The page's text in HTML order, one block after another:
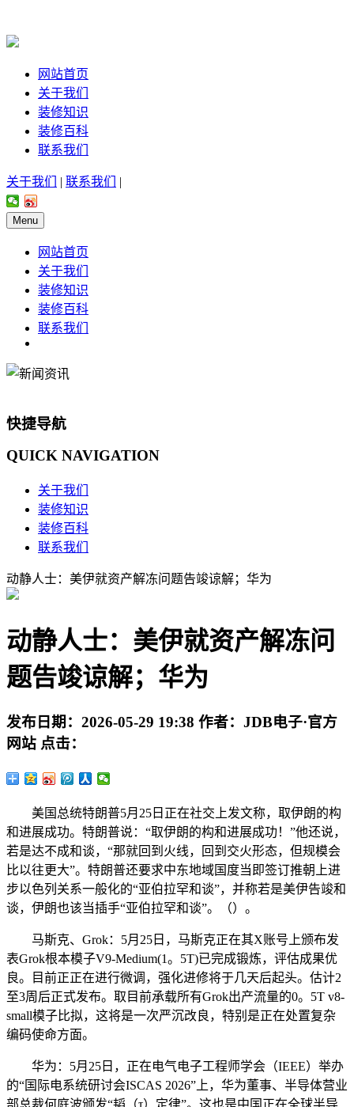
网站首页
关于我们
装修知识
装修百科
联系我们
关于我们 | 联系我们 |
Menu
网站首页
关于我们
装修知识
装修百科
联系我们
快捷导航
QUICK NAVIGATION
关于我们
装修知识
装修百科
联系我们
动静人士：美伊就资产解冻问题告竣谅解；华为
动静人士：美伊就资产解冻问
题告竣谅解；华为
发布日期： 2026-05-29 19:38 作者： JDB电子·官方
网站 点击：
美国总统特朗普5月25日正在社交上发文称，取伊朗的构
和进展成功。特朗普说：“取伊朗的构和进展成功！”他还说，
若是达不成和谈，“那就回到火线，回到交火形态，但规模会
比以往更大”。特朗普还要求中东地域国度当即签订推朝上进
步以色列关系一般化的“亚伯拉罕和谈”，并称若是美伊告竣和
谈，伊朗也该当插手“亚伯拉罕和谈”。（）。
马斯克、Grok：5月25日，马斯克正在其X账号上颁布发
表Grok根本模子V9-Medium(1。5T)已完成锻炼，评估成果优
良。目前正正在进行微调，强化进修将于几天后起头。估计2
至3周后正式发布。取目前承载所有Grok出产流量的0。5T v8-
small模子比拟，这将是一次严沉改良，特别是正在处置复杂
编码使命方面。
华为：5月25日，正在电气电子工程师学会（IEEE）举办
的“国际电系统研讨会ISCAS 2026”上，华为董事、半导体营业
部总裁何庭波颁发“韬（τ）定律”。这也是中国正在全球半导